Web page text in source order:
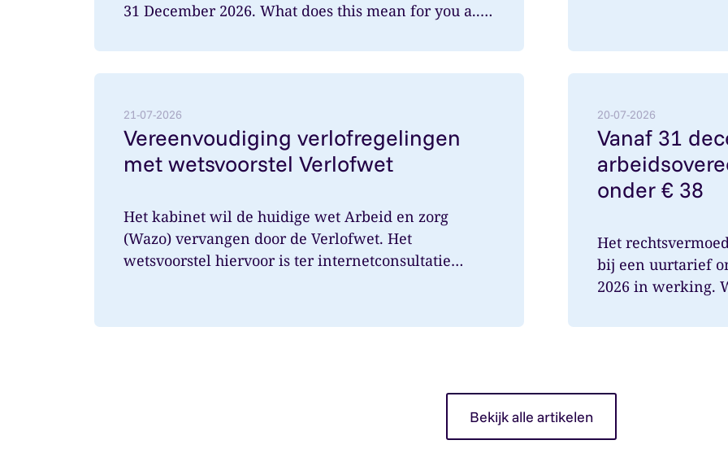
31 December 2026. What does this mean for you a...
21-07-2026
Vereenvoudiging verlofregelingen
met wetsvoorstel Verlofwet
Het kabinet wil de huidige wet Arbeid en zorg
(Wazo) vervangen door de Verlofwet. Het
wetsvoorstel hiervoor is ter internetconsultatie
20-07-2026
Vanaf 31
onder € 38
Het
bij een uurtarief
2026 in werking.
Bekijk alle artikelen